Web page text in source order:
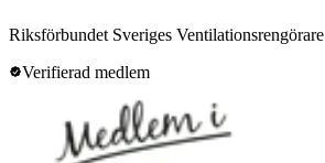
Riksförbundet Sveriges Ventilationsrengörare
Verifierad medlem